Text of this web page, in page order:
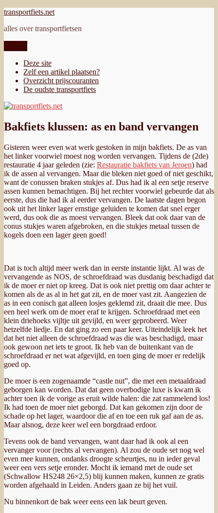
Ga
de
transportfiets.net
alles over transportfietsen
Deze site
Zelf een artikel plaatsen?
Overzicht prijscouranten
De oudste transportfiets
Bakfiets klussen: as en band vervangen
Gisteren weer even wat werk gestoken in mijn bakfiets. De as van
het linker voorwiel moest nog worden vervangen. Tijdens de (2de)
restauratie 4 jaar geleden (zie: Restauratie bakfiets van Jeroen) had
ik de assen al vervangen. Maar die bleken niet goed of niet geschikt,
want de conussen braken stukjes af. Dus had ik al een setje reserve
assen kunnen bemachtigen. Bij het rechter voorwiel gebeurde dat als
eerste, dus die had ik al eerder vervangen. De laatste dagen begon
ook uit het linker lager ernstige geluiden te komen dat snel erger
werd, dus ook die as moest vervangen. Bleek dat ook daar van de
conus stukjes waren afgebroken, en die stukjes metaal tussen de
kogels doen een lager geen goed!
Dat is toch altijd meer werk dan in eerste instantie lijkt. Al was de
vervangende as NOS, de schroefdraad was dusdanig beschadigd dat
ik de moer er niet op kreeg. Dat is ook niet prettig om daar achter te
komen als de as al in het gat zit, en de moer vast zit. Aangezien de
as in een conisch gat alleen losjes geklemd zit, draait die mee. Dus
een heel werk om de moer eraf te krijgen. Schroefdraad met een
klein driehoeks vijltje uit gevijld, en weer geprobeerd. Weer
hetzelfde liedje. En dat ging zo een paar keer. Uiteindelijk leek het
dat het niet alleen de schroefdraad was die was beschadigd, maar
ook gewoon net iets te groot. Ik heb van de buitenkant van de
schroefdraad er net wat afgevijld, en toen ging de moer er redelijk
goed op.
De moer is een zogenaamde “castle nut”, die met een metaaldraad
geborgen kan worden. Dat dat geen overbodige luxe is kwam ik
achter toen ik de vorige as eruit wilde halen: die zat rammelend los!
Ik had toen de moer niet geborgd. Dat kan gekomen zijn door de
schade op het lager, waardoor die af en toe een ruk gaf aan de as.
Maar alsnog, deze keer wel een borgdraad erdoor.
Tevens ook de band vervangen, want daar had ik ook al een
vervanger voor (rechts al vervangen). Al zou de oude set nog wel
even mee kunnen, ondanks droogte scheurtjes, nu in ieder geval
weer een vers setje eronder. Mocht ik iemand met de oude set
(Schwallow HS248 26×2,5) blij kunnen maken, kunnen ze gratis
worden afgehaald in Leiden. Anders gaan ze bij het vuil.
Nu binnenkort de bak weer eens een lak beurt geven.